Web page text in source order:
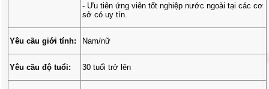
- Ưu tiên ứng viên tốt nghiệp nước ngoài tại các cơ
sở có uy tín.
Yêu cầu giới tính: Nam/nữ
Yêu cầu độ tuổi: 30 tuổi trở lên